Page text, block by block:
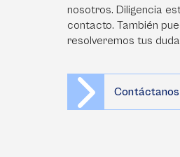
nosotros. Diligencia
contacto. También
resolveremos tus
Contáctanos